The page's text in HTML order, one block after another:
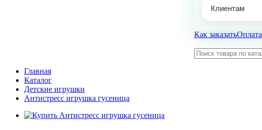
Клиентам
Как заказатьОплата
Главная
Каталог
Детские игрушки
Антистресс игрушка гусеница